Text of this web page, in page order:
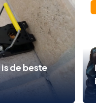
de beste